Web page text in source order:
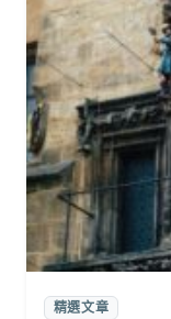
精選文章